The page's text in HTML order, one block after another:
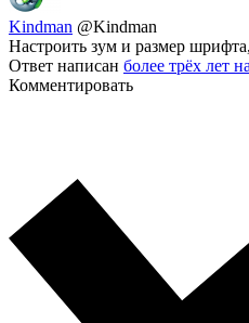
Kindman @Kindman
Настроить зум и размер
Ответ написан более трёх лет
Комментировать